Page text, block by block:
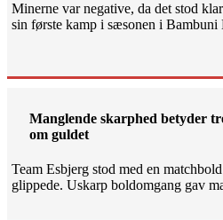
Minerne var negative, da det stod
sin første kamp i sæsonen i Bambuni
Manglende skarphed betyder
om guldet
Team Esbjerg stod med en
glippede. Uskarp boldomgang gav